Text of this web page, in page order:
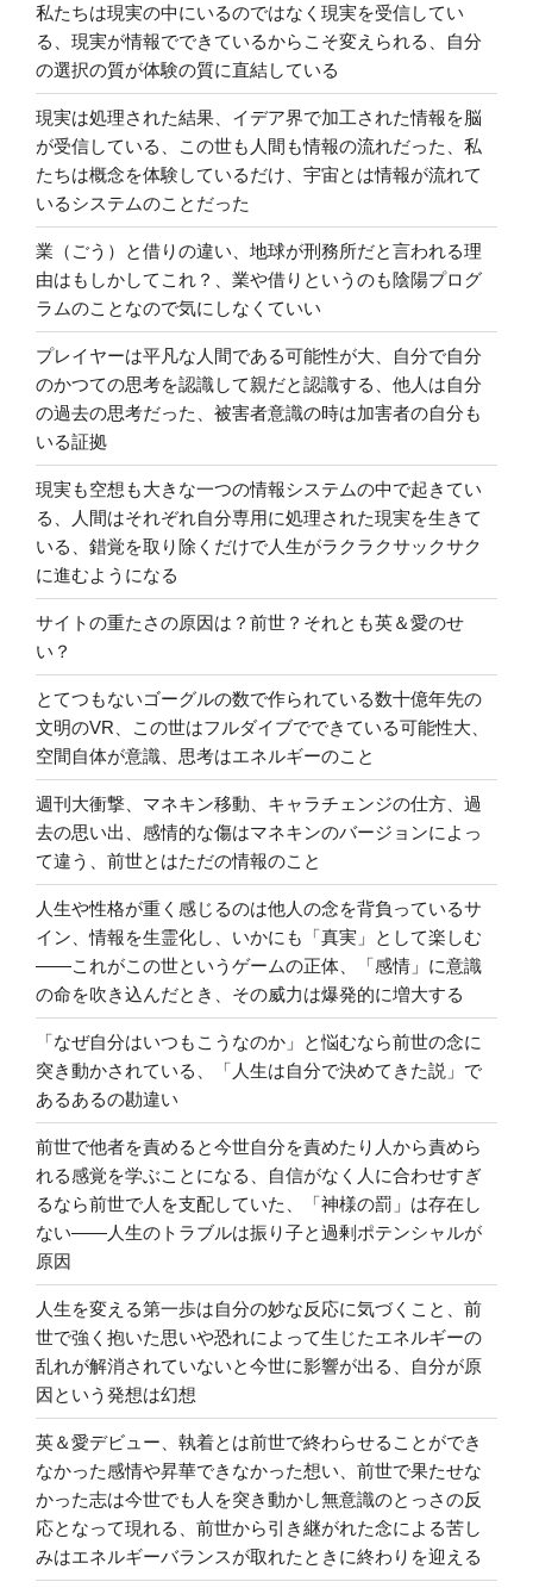
私たちは現実の中にいるのではなく現実を受信してい
る、現実が情報でできているからこそ変えられる、自分
の選択の質が体験の質に直結している
現実は処理された結果、イデア界で加工された情報を脳
が受信している、この世も人間も情報の流れだった、私
たちは概念を体験しているだけ、宇宙とは情報が流れて
いるシステムのことだった
業（ごう）と借りの違い、地球が刑務所だと言われる理
由はもしかしてこれ？、業や借りというのも陰陽プログ
ラムのことなので気にしなくていい
プレイヤーは平凡な人間である可能性が大、自分で自分
のかつての思考を認識して親だと認識する、他人は自分
の過去の思考だった、被害者意識の時は加害者の自分も
いる証拠
現実も空想も大きな一つの情報システムの中で起きてい
る、人間はそれぞれ自分専用に処理された現実を生きて
いる、錯覚を取り除くだけで人生がラクラクサックサク
に進むようになる
サイトの重たさの原因は？前世？それとも英＆愛のせ
い？
とてつもないゴーグルの数で作られている数十億年先の
文明のVR、この世はフルダイブでできている可能性大、
空間自体が意識、思考はエネルギーのこと
週刊大衝撃、マネキン移動、キャラチェンジの仕方、過
去の思い出、感情的な傷はマネキンのバージョンによっ
て違う、前世とはただの情報のこと
人生や性格が重く感じるのは他人の念を背負っているサ
イン、情報を生霊化し、いかにも「真実」として楽しむ
――これがこの世というゲームの正体、「感情」に意識
の命を吹き込んだとき、その威力は爆発的に増大する
「なぜ自分はいつもこうなのか」と悩むなら前世の念に
突き動かされている、「人生は自分で決めてきた説」で
あるあるの勘違い
前世で他者を責めると今世自分を責めたり人から責めら
れる感覚を学ぶことになる、自信がなく人に合わせすぎ
るなら前世で人を支配していた、「神様の罰」は存在し
ない――人生のトラブルは振り子と過剰ポテンシャルが
原因
人生を変える第一歩は自分の妙な反応に気づくこと、前
世で強く抱いた思いや恐れによって生じたエネルギーの
乱れが解消されていないと今世に影響が出る、自分が原
因という発想は幻想
英＆愛デビュー、執着とは前世で終わらせることができ
なかった感情や昇華できなかった想い、前世で果たせな
かった志は今世でも人を突き動かし無意識のとっさの反
応となって現れる、前世から引き継がれた念による苦し
みはエネルギーバランスが取れたときに終わりを迎える